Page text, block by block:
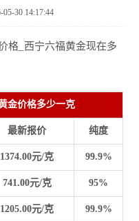
05-30 14:17:44
格_西宁六福黄金现在多
金价格多少一克
最新报价 纯度
1374.00元/克 99.9%
741.00元/克 95%
1205.00元/克 99.9%